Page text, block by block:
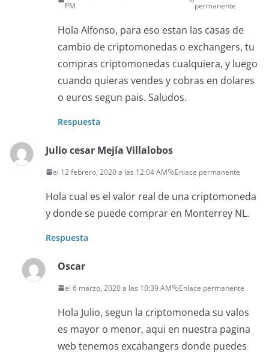
PM
permanente
Hola Alfonso, para eso estan las casas de
cambio de criptomonedas o exchangers, tu
compras criptomonedas cualquiera, y luego
cuando quieras vendes y cobras en dolares
o euros segun pais. Saludos.
Respuesta
Julio cesar Mejía Villalobos
el 12 febrero, 2020 a las 12:04 AM Enlace permanente
Hola cual es el valor real de una criptomoneda
y donde se puede comprar en Monterrey NL.
Respuesta
Oscar
el 6 marzo, 2020 a las 10:39 AM Enlace permanente
Hola Julio, segun la criptomoneda su valos
es mayor o menor, aqui en nuestra pagina
web tenemos excahangers donde puedes